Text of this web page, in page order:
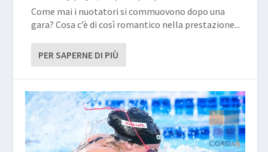
Come mai i nuotatori si commuovono dopo una
gara? Cosa c’è di così romantico nella prestazione...
PER SAPERNE DI PIÙ